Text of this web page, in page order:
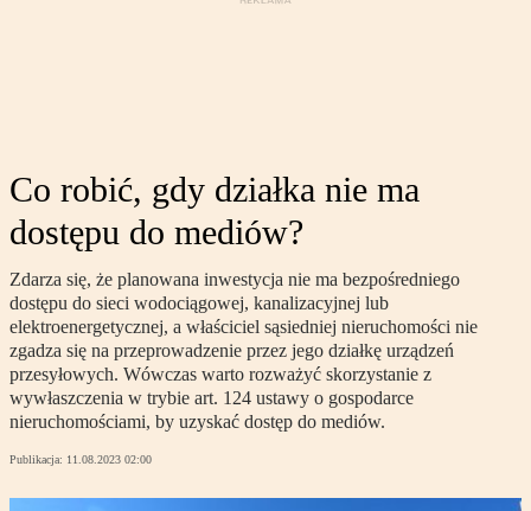
Co robić, gdy działka nie ma
dostępu do mediów?
Zdarza się, że planowana inwestycja nie ma bezpośredniego
dostępu do sieci wodociągowej, kanalizacyjnej lub
elektroenergetycznej, a właściciel sąsiedniej nieruchomości nie
zgadza się na przeprowadzenie przez jego działkę urządzeń
przesyłowych. Wówczas warto rozważyć skorzystanie z
wywłaszczenia w trybie art. 124 ustawy o gospodarce
nieruchomościami, by uzyskać dostęp do mediów.
Publikacja: 11.08.2023 02:00